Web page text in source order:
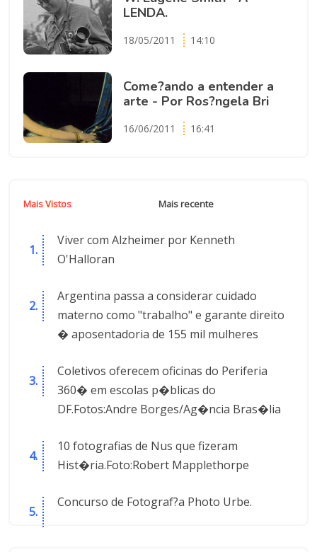
LENDA.
18/05/2011 14:10
Come?ando a entender a
arte - Por Ros?ngela Bri
16/06/2011 16:41
Mais Vistos Mais recente
Viver com Alzheimer por Kenneth
O'Halloran
Argentina passa a considerar cuidado
materno como "trabalho" e garante direito
� aposentadoria de 155 mil mulheres
Coletivos oferecem oficinas do Periferia
360� em escolas p�blicas do
DF.Fotos:Andre Borges/Ag�ncia Bras�lia
10 fotografias de Nus que fizeram
Hist�ria.Foto:Robert Mapplethorpe
Concurso de Fotograf?a Photo Urbe.